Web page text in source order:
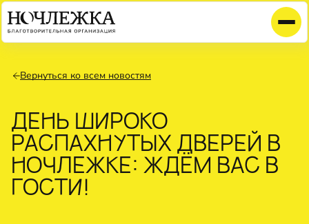
Вернуться ко всем новостям
ДЕНЬ ШИРОКО
РАСПАХНУТЫХ ДВЕРЕЙ В
НОЧЛЕЖКЕ: ЖДЁМ ВАС В
ГОСТИ!